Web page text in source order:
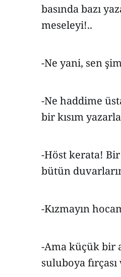
basında bazı
meseleyi!..
-Ne yani, sen
-Ne haddime
bir kısım
-Höst kerata!
bütün
-Kızmayın
-Ama küçük bir
suluboya